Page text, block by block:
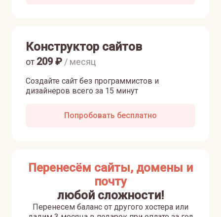
Конструктор сайтов
Создайте сайт без программистов и
дизайнеров всего за 15 минут
от 209₽ / месяц
Попробовать бесплатно
Перенесём сайты, домены и
почту
любой сложности!
Перенесем баланс от другого хостера или